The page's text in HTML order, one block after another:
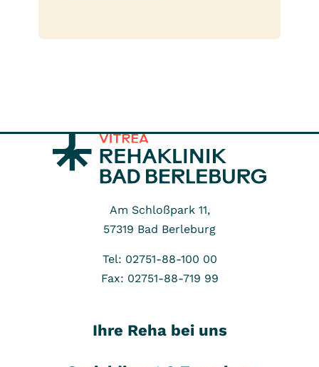
Am Schloßpark 11,
57319 Bad Berleburg
Tel: 02751-88-100 00
Fax: 02751-88-719 99
Ihre Reha bei uns